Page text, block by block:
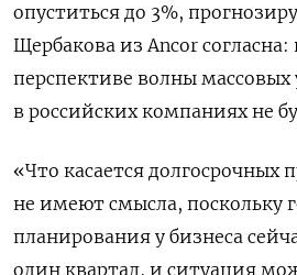
опуститься до 3%,
Щербакова из Ancor согласна:
перспективе волны массовых
в российских компаниях не
«Что касается долгосрочных
не имеют смысла, поскольку
планирования у бизнеса
один квартал, и ситуация